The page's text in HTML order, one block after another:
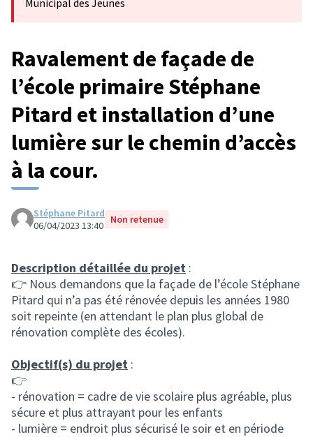
Municipal des Jeunes
Ravalement de façade de
l’école primaire Stéphane
Pitard et installation d’une
lumière sur le chemin d’accès
à la cour.
Stéphane Pitard
06/04/2023 13:40
Non retenue
Description détaillée du projet :
👉 Nous demandons que la façade de l’école Stéphane
Pitard qui n’a pas été rénovée depuis les années 1980
soit repeinte (en attendant le plan plus global de
rénovation complète des écoles).
Objectif(s) du projet :
👉
- rénovation = cadre de vie scolaire plus agréable, plus
sécure et plus attrayant pour les enfants
- lumière = endroit plus sécurisé le soir et en période